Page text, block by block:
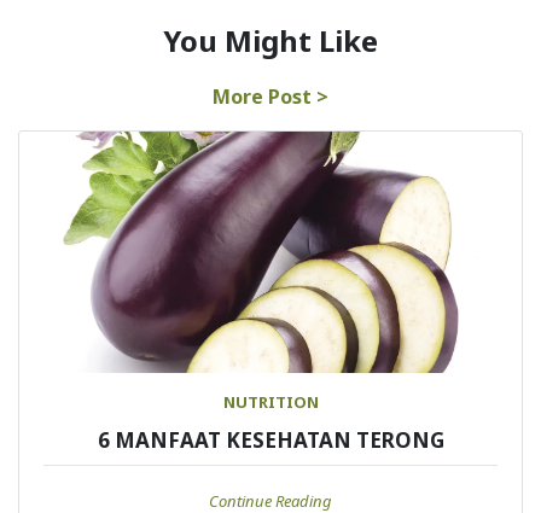
You Might Like
More Post >
NUTRITION
6 MANFAAT KESEHATAN TERONG
Continue Reading